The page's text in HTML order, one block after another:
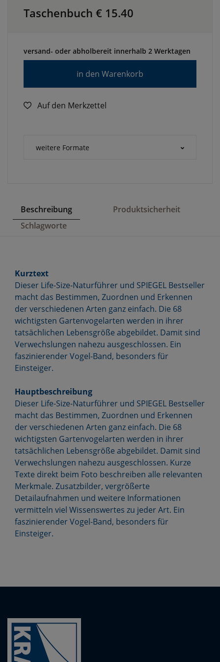
Taschenbuch € 15.40
versand- oder abholbereit innerhalb 2 Werktagen
in den Warenkorb
Auf den Merkzettel
weitere Formate
Beschreibung
Produktsicherheit
Schlagworte
Kurztext
Dieser Life-Size-Naturführer und SPIEGEL Bestseller
macht das Bestimmen, Zuordnen und Erkennen
der verschiedenen Arten ganz einfach. Die 68
wichtigsten Gartenvogelarten werden in ihrer
tatsächlichen Lebensgröße abgebildet. Damit sind
Verwechslungen nahezu ausgeschlossen. Ein
faszinierender Vogel-Band, besonders für
Einsteiger.
Hauptbeschreibung
Dieser Life-Size-Naturführer und SPIEGEL Bestseller
macht das Bestimmen, Zuordnen und Erkennen
der verschiedenen Arten ganz einfach. Die 68
wichtigsten Gartenvogelarten werden in ihrer
tatsächlichen Lebensgröße abgebildet. Damit sind
Verwechslungen nahezu ausgeschlossen. Kurze
Texte direkt beim Foto beschreiben alle relevanten
Merkmale. Zusatzbilder, vergrößerte
Detailaufnahmen und weitere Informationen
vermitteln viel Wissenswertes zu jeder Art. Ein
faszinierender Vogel-Band, besonders für
Einsteiger.